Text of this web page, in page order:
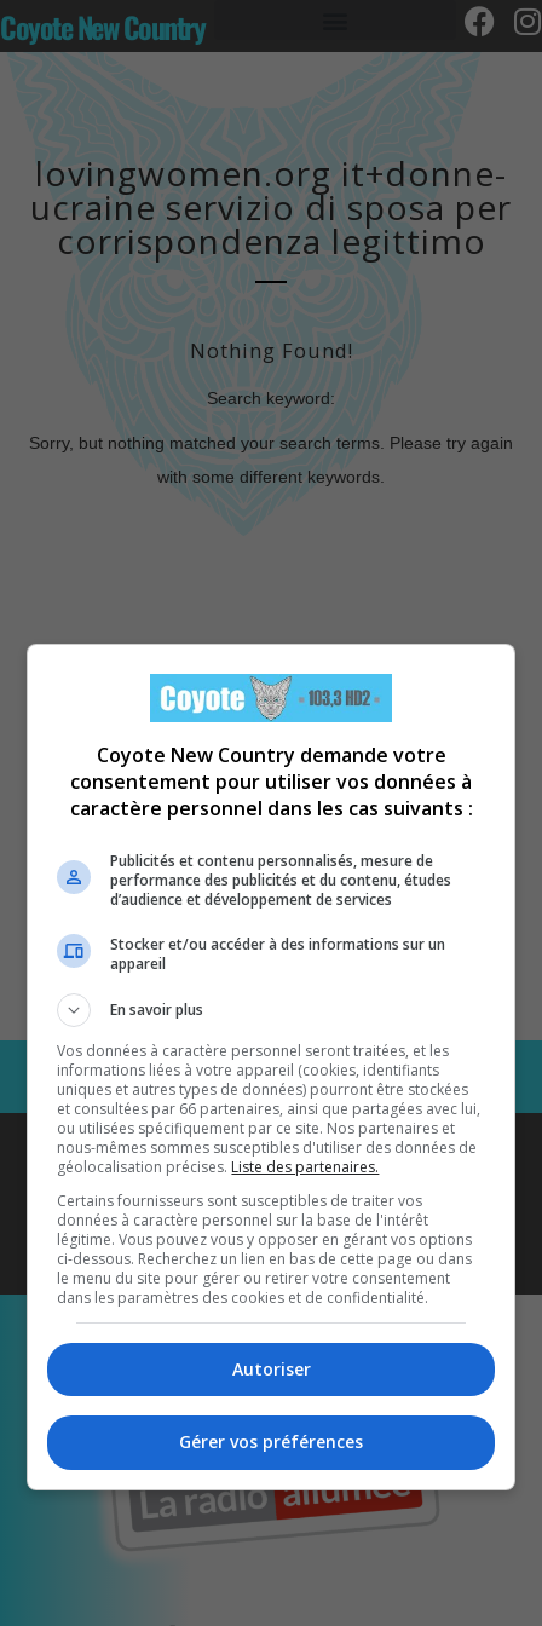
Coyote New Country
lovingwomen.org it+donne-
ucraine servizio di sposa per
corrispondenza legittimo
Nothing Found!
Search keyword:
Sorry, but nothing matched your search terms. Please try again
with some different keywords.
Coyote New Countryest diffusé
également sur1033 HD2
Écoutez-nous aussi sur…
Coyote New Country demande votre
consentement pour utiliser vos données à
caractère personnel dans les cas suivants :
Publicités et contenu personnalisés, mesure de
performance des publicités et du contenu, études
d’audience et développement de services
Stocker et/ou accéder à des informations sur un
appareil
En savoir plus
Vos données à caractère personnel seront traitées, et les
informations liées à votre appareil (cookies, identifiants
uniques et autres types de données) pourront être stockées
et consultées par 66 partenaires, ainsi que partagées avec lui,
ou utilisées spécifiquement par ce site. Nos partenaires et
nous-mêmes sommes susceptibles d'utiliser des données de
géolocalisation précises. Liste des partenaires.
Certains fournisseurs sont susceptibles de traiter vos
données à caractère personnel sur la base de l'intérêt
légitime. Vous pouvez vous y opposer en gérant vos options
ci-dessous. Recherchez un lien en bas de cette page ou dans
le menu du site pour gérer ou retirer votre consentement
dans les paramètres des cookies et de confidentialité.
Autoriser
Gérer vos préférences